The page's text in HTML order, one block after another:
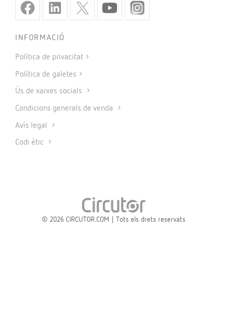
INFORMACIÓ
Política de privacitat
Política de galetes
Ús de xarxes socials
Condicions generals de venda
Avís legal
Codi ètic
© 2026 CIRCUTOR.COM | Tots els drets reservats